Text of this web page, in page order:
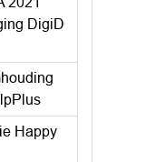
DigiD
Happy